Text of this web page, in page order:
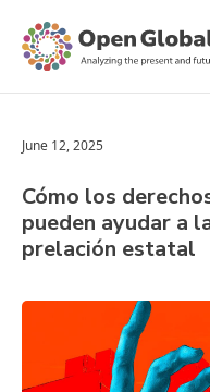
June 12, 2025
Cómo los
pueden ayudar a
prelación estatal